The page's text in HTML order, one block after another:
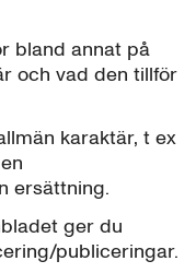
bland annat på
och vad den tillför
karaktär, t ex
ersättning.
ger du
publiceringar.